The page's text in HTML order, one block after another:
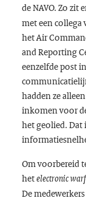
de NAVO. Zo zit
met een collega
het Air
and Reporting
eenzelfde post
hadden ze
inkomen voor
het geolied. Dat
Om voorbereid
hetelectronic
De